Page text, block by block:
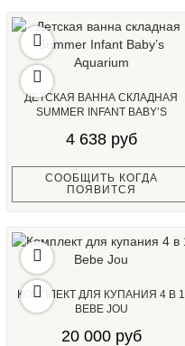
ДЕТСКАЯ ВАННА СКЛАДНАЯ
SUMMER INFANT BABY’S
4 638 руб
СООБЩИТЬ КОГДА
ПОЯВИТСЯ
КОМПЛЕКТ ДЛЯ КУПАНИЯ 4 В 1
BEBE JOU
20 000 руб